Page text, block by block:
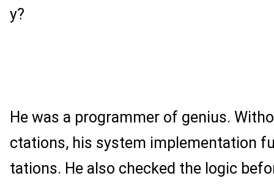
y?
He was a programmer of genius.
ctations, his system implementation
tations. He also checked the logic